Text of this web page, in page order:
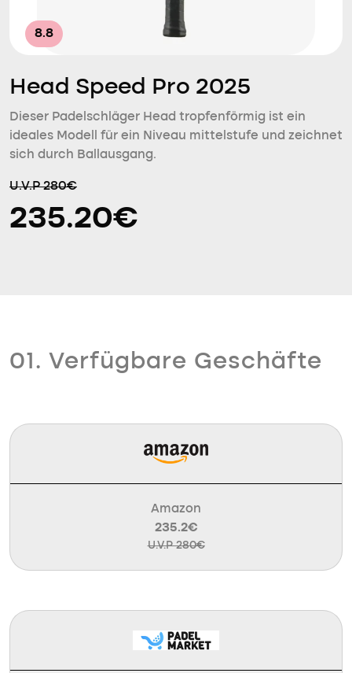
8.8
Head Speed Pro 2025
Dieser Padelschläger Head tropfenförmig ist ein
ideales Modell für ein Niveau mittelstufe und zeichnet
sich durch Ballausgang.
U.V.P 280€
235.20€
01. Verfügbare Geschäfte
Amazon
235.2€
U.V.P 280€